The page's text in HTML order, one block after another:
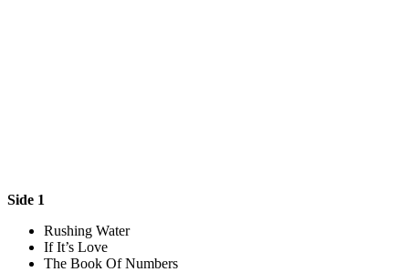
Side 1
Rushing Water
If It’s Love
The Book Of Numbers